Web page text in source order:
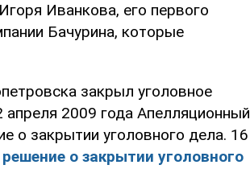
Иванкова, его первого
Бачурина, которые
закрыл уголовное
2009 года Апелляционный
о закрытии уголовного дела. 16
о закрытии уголовного